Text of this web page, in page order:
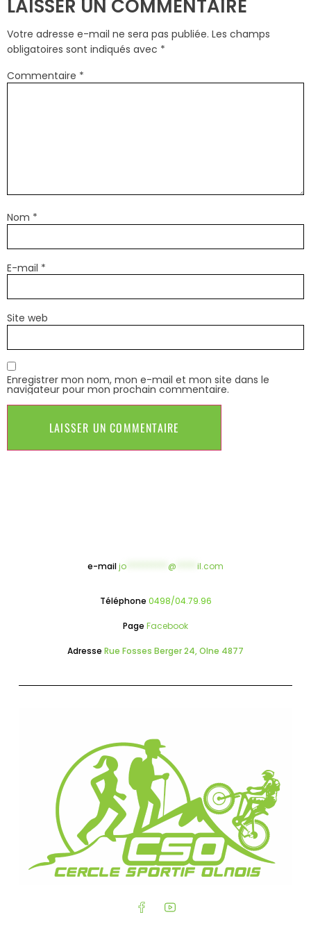
LAISSER UN COMMENTAIRE
Votre adresse e-mail ne sera pas publiée. Les champs
obligatoires sont indiqués avec *
Commentaire *
Nom *
E-mail *
Site web
Enregistrer mon nom, mon e-mail et mon site dans le
navigateur pour mon prochain commentaire.
e-mailjo @ il.com
Téléphone 0498/04.79.96
Page Facebook
Adresse Rue Fosses Berger 24, Olne 4877